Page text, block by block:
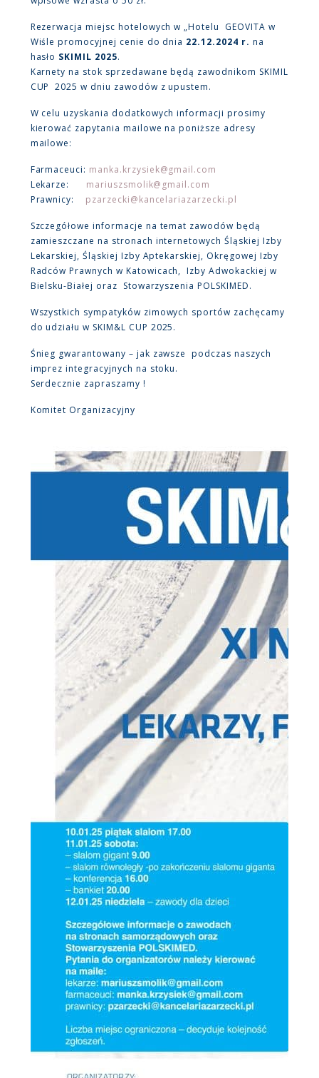
Rezerwacja miejsc hotelowych w „Hotelu GEOVITA w
Wiśle promocyjnej cenie do dnia 22.12.2024 r. na
hasło SKIMIL 2025.
Karnety na stok sprzedawane będą zawodnikom SKIMIL
CUP 2025 w dniu zawodów z upustem.
W celu uzyskania dodatkowych informacji prosimy
kierować zapytania mailowe na poniższe adresy
mailowe:
Farmaceuci: manka.krzysiek@gmail.com
Lekarze: mariuszsmolik@gmail.com
Prawnicy: pzarzecki@kancelariazarzecki.pl
Szczegółowe informacje na temat zawodów będą
zamieszczane na stronach internetowych Śląskiej Izby
Lekarskiej, Śląskiej Izby Aptekarskiej, Okręgowej Izby
Radców Prawnych w Katowicach, Izby Adwokackiej w
Bielsku-Białej oraz Stowarzyszenia POLSKIMED.
Wszystkich sympatyków zimowych sportów zachęcamy
do udziału w SKIM&L CUP 2025.
Śnieg gwarantowany – jak zawsze podczas naszych
imprez integracyjnych na stoku.
Serdecznie zapraszamy !
Komitet Organizacyjny